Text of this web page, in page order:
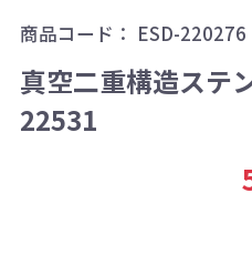
商品コード： ESD-220276
真空二重構造ステ
22531